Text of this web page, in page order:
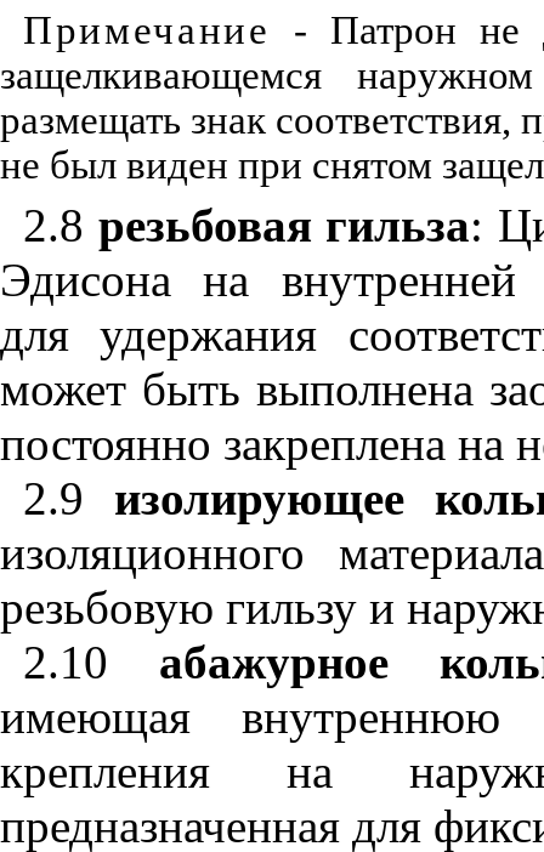
Примечание
- Патрон не
защелкивающемся
размещать знак
не был виден при снятом
2.8 резьбовая гильза:
Эдисона на внутренней
для удержания
может быть выполнена
постоянно закреплена на
2.9 изолирующее
изоляционного
резьбовую гильзу и
2.10 абажурное
имеющая внутреннюю
крепления на
предназначенная для